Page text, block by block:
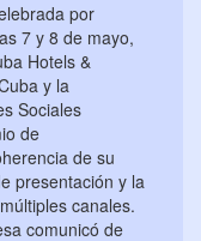
por
7 y 8 de mayo,
Hotels &
y la
Sociales
de
de su
presentación y la
canales.
comunicó de